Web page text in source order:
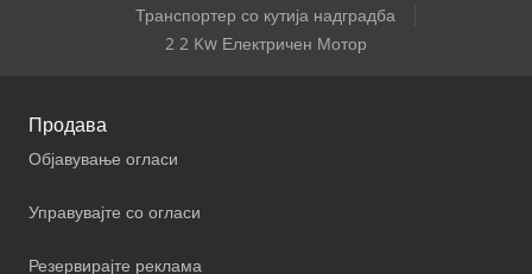
Транспортер со кутија надградба
2 2 Kw Електричен Мотор
Продава
Објавување огласи
Управувајте со огласи
Резервирајте реклама